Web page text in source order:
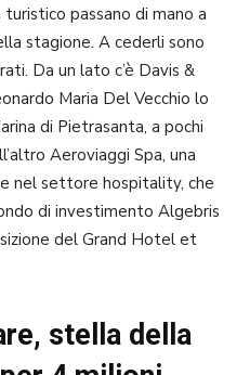
passano di mano a
stagione. A cederli sono
Da un lato c’è Davis &
Maria Del Vecchio lo
di Pietrasanta, a pochi
Aeroviaggi Spa, una
nel settore hospitality, che
di investimento Algebris
del Grand Hotel et
stella della